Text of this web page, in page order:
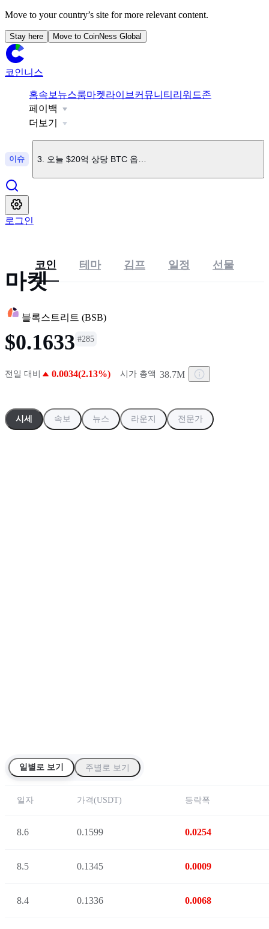
Move to your country’s site for more relevant content.
Stay here Move to CoinNess Global
코인니스
홈속보 뉴스룸마켓라이브 커뮤니티 리워드존
페이백
더보기
이슈
2.엘리자베스 워런 "암호화폐 법안엔 찬성하지만 클래리티법
3 오늘 $20억 상당 BTC 옵션 만기
로그인
마켓
코인 테마 김프 일정 선물
블록스트리트 (BSB)
$0.1633 #285
전일 대비 0.0034(2.13%) 시가 총액 38.7M
시세 속보 뉴스 라운지 전문가
일별로 보기 주별로 보기
일자 가격(USDT) 등락폭
8.6 0.1599 0.0254
8.5 0.1345 0.0009
8.4 0.1336 0.0068